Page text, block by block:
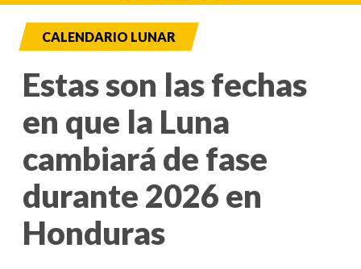
CALENDARIO LUNAR
Estas son las fechas
en que la Luna
cambiará de fase
durante 2026 en
Honduras